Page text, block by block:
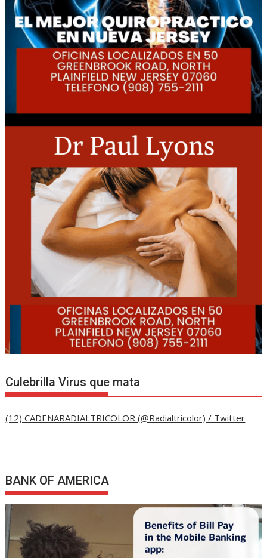
Culebrilla Virus que mata
(12) CADENARADIALTRICOLOR (@Radialtricolor) / Twitter
BANK OF AMERICA